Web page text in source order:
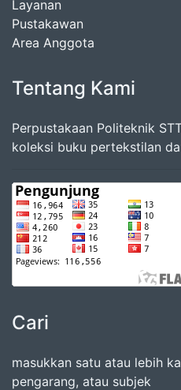
Layanan
Pustakawan
Area Anggota
Tentang Kami
Perpustakaan Politeknik
koleksi buku pertekstilan
Cari
masukkan satu atau lebih
pengarang, atau subjek